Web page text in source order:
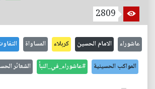
2809
عاشوراء الامام الحسين كربلاء المساواة
المواكب الحسينية #عاشوراء_في_النبأ الشعائر